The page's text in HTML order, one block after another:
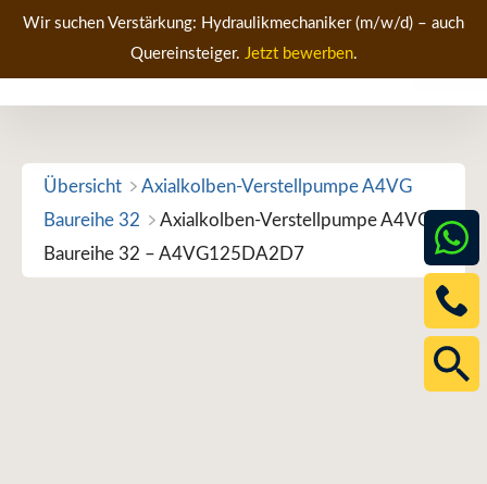
Zum
springen
Wir suchen Verstärkung: Hydraulikmechaniker (m/w/d) – auch
Quereinsteiger. Jetzt bewerben.
Übersicht
Axialkolben-Verstellpumpe A4VG
Baureihe 32
Axialkolben-Verstellpumpe A4VG
Baureihe 32 – A4VG125DA2D7